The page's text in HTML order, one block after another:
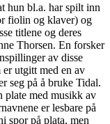
hun bl.a. har spilt inn
fiolin og klaver) og
titlene og deres
Thorsen. En forsker
av disse
utgitt med en av
seg på å bruke Tidal.
plate med musikk av
er lesbare på
spor på plata, men